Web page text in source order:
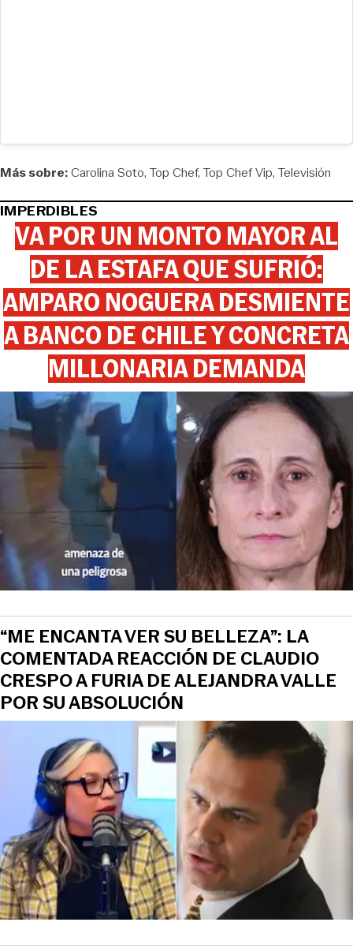
Más sobre:Carolina Soto Top Chef Top Chef Vip Televisión
IMPERDIBLES
VA POR UN MONTO MAYOR AL
DE LA ESTAFA QUE SUFRIÓ:
AMPARO NOGUERA DESMIENTE
A BANCO DE CHILE Y CONCRETA
MILLONARIA DEMANDA
“ME ENCANTA VER SU BELLEZA”: LA
COMENTADA REACCIÓN DE CLAUDIO
CRESPO A FURIA DE ALEJANDRA VALLE
POR SU ABSOLUCIÓN